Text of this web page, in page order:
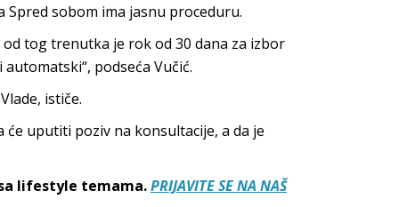
Spred sobom ima jasnu proceduru.
tog trenutka je rok od 30 dana za izbor
podseća Vučić.
ističe.
će uputiti poziv na konsultacije, a da je
lifestyle temama.PRIJAVITE SE NA NAŠ